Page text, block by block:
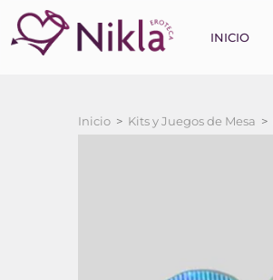
INICIO
Inicio > Kits y Juegos de Mesa >